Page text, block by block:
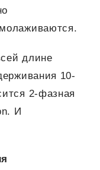
длине
10-
2-фазная
И